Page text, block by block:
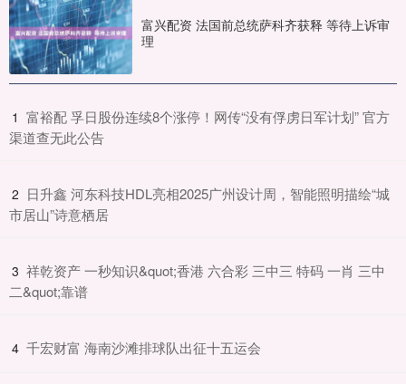
富兴配资 法国前总统萨科齐获释 等待上诉审
理
1 ​富裕配 孚日股份连续8个涨停！网传“没有俘虏日军计划” 官方
渠道查无此公告
2 ​日升鑫 河东科技HDL亮相2025广州设计周，智能照明描绘“城
市居山”诗意栖居
3 ​祥乾资产 一秒知识&quot;香港 六合彩 三中三 特码 一肖 三中
二&quot;靠谱
4 ​千宏财富 海南沙滩排球队出征十五运会